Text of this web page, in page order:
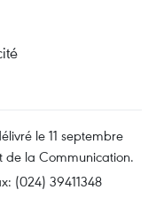
le 11 septembre
de la Communication.
(024) 39411348